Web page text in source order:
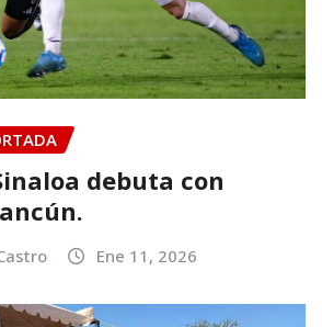
debuta con
Ene 11, 2026